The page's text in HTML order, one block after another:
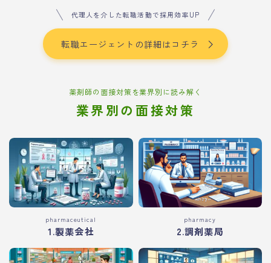
代理人を介した転職活動で採用効率UP
転職エージェントの詳細はコチラ
薬剤師の面接対策を業界別に読み解く
業界別の面接対策
pharmaceutical
1.製薬会社
pharmacy
2.調剤薬局